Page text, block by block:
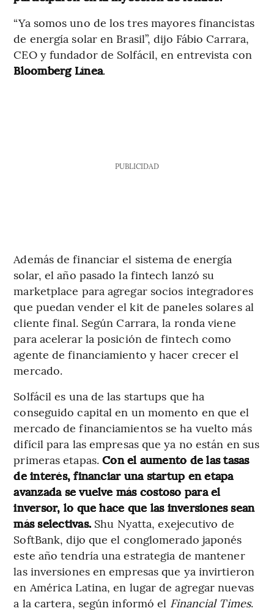
“Ya somos uno de los tres mayores financistas
de energía solar en Brasil”, dijo Fábio Carrara,
CEO y fundador de Solfácil, en entrevista con
Bloomberg Línea.
PUBLICIDAD
Además de financiar el sistema de energía
solar, el año pasado la fintech lanzó su
marketplace para agregar socios integradores
que puedan vender el kit de paneles solares al
cliente final. Según Carrara, la ronda viene
para acelerar la posición de fintech como
agente de financiamiento y hacer crecer el
mercado.
Solfácil es una de las startups que ha
conseguido capital en un momento en que el
mercado de financiamientos se ha vuelto más
difícil para las empresas que ya no están en sus
primeras etapas.Con el aumento de las tasas
de interés, financiar una startup en etapa
avanzada se vuelve más costoso para el
inversor, lo que hace que las inversiones sean
más selectivas. Shu Nyatta, exejecutivo de
SoftBank, dijo que el conglomerado japonés
este año tendría una estrategia de mantener
las inversiones en empresas que ya invirtieron
en América Latina, en lugar de agregar nuevas
a la cartera, según informó el Financial Times.